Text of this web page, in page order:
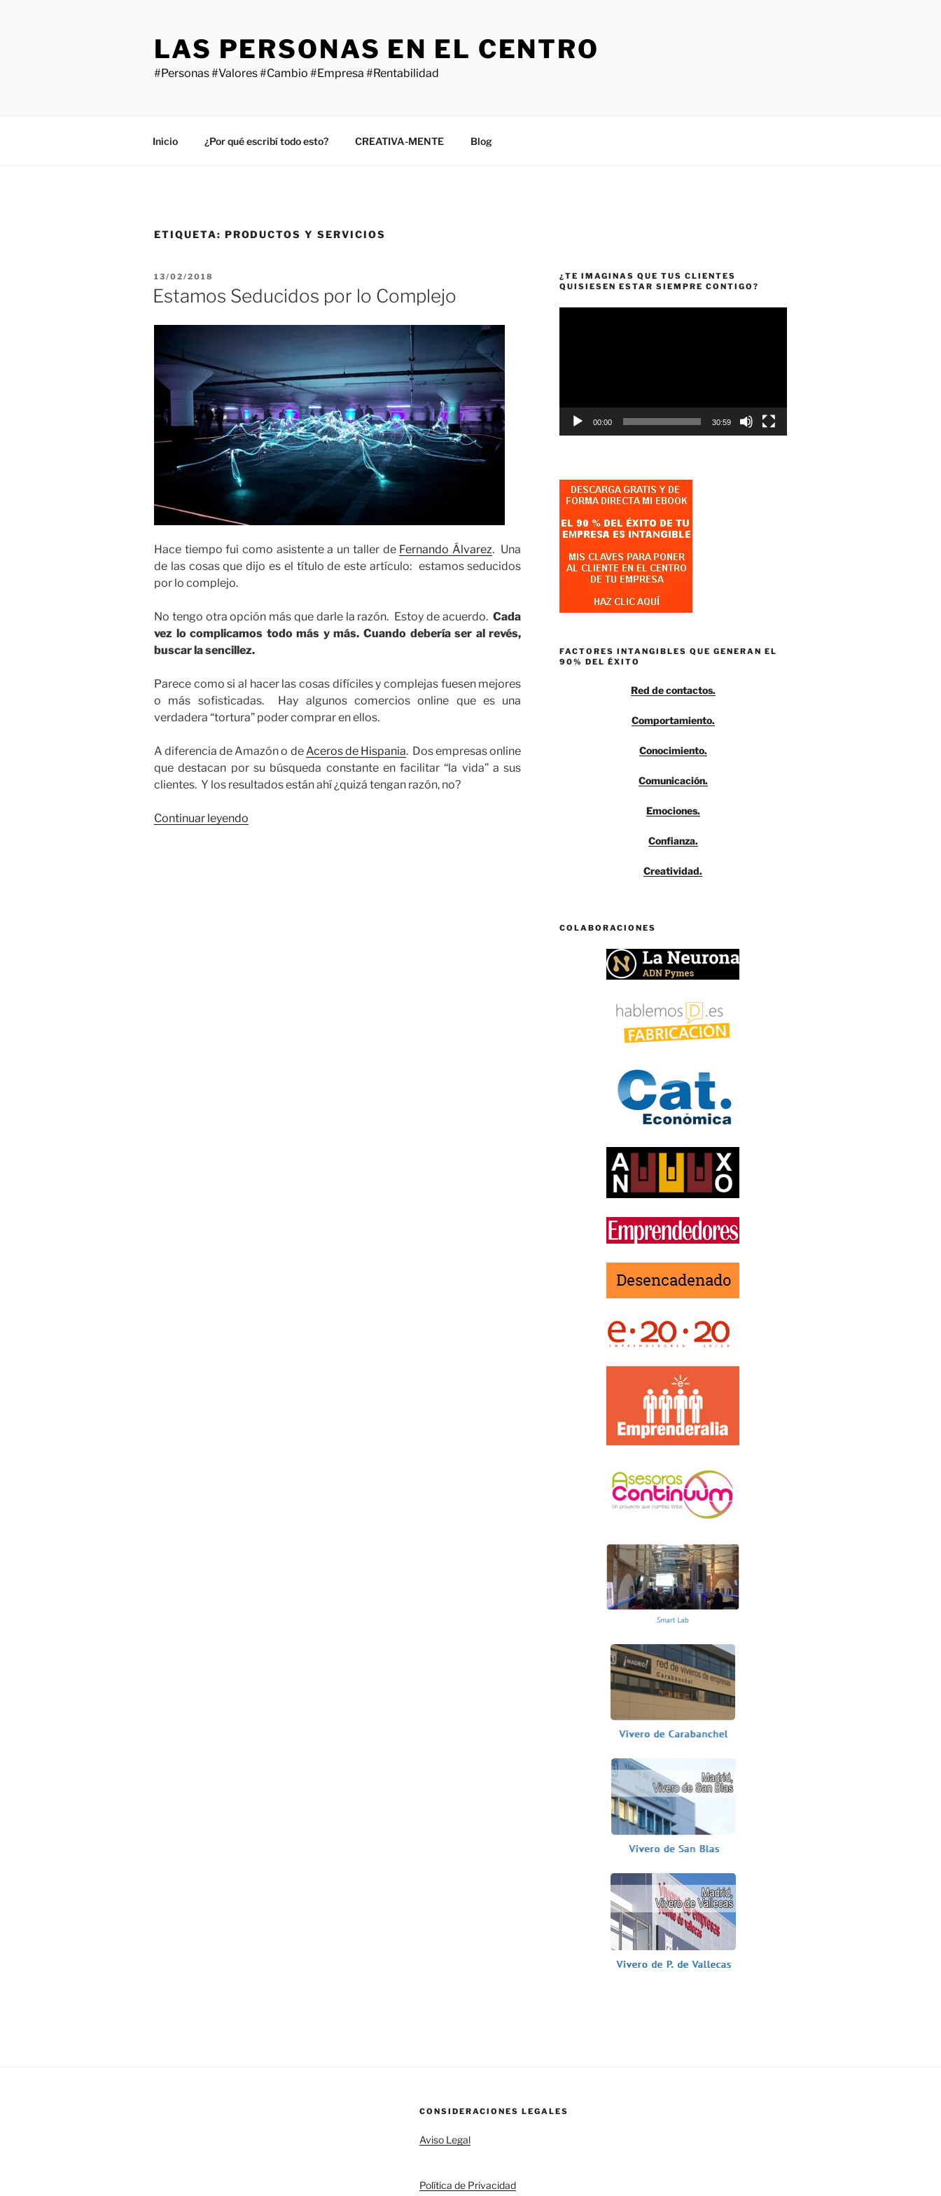
LAS PERSONAS EN EL CENTRO
#Personas #Valores #Cambio #Empresa #Rentabilidad
Inicio ¿Por qué escribí todo esto? CREATIVA-MENTE Blog
ETIQUETA: PRODUCTOS Y SERVICIOS
PUBLICADO
EL
13/02/2018
Estamos Seducidos por lo Complejo
Hace tiempo fui como asistente a un taller de Fernando Álvarez. Una
de las cosas que dijo es el título de este artículo: estamos seducidos
por lo complejo.
No tengo otra opción más que darle la razón. Estoy de acuerdo.Cada
vez lo complicamos todo más y más. Cuando debería ser al revés,
buscar la sencillez.
Parece como si al hacer las cosas difíciles y complejas fuesen mejores
o más sofisticadas. Hay algunos comercios online que es una
verdadera “tortura” poder comprar en ellos.
A diferencia de Amazón o de Aceros de Hispania. Dos empresas online
que destacan por su búsqueda constante en facilitar “la vida” a sus
clientes. Y los resultados están ahí ¿quizá tengan razón, no?
Continuar leyendo
¿TE IMAGINAS QUE TUS CLIENTES
QUISIESEN ESTAR SIEMPRE CONTIGO?
00:00 30:59
FACTORES INTANGIBLES QUE GENERAN EL
90% DEL ÉXITO
Red de contactos.
Comportamiento.
Conocimiento.
Comunicación.
Emociones.
Confianza.
Creatividad.
COLABORACIONES
CONSIDERACIONES LEGALES
Aviso Legal
Política de Privacidad